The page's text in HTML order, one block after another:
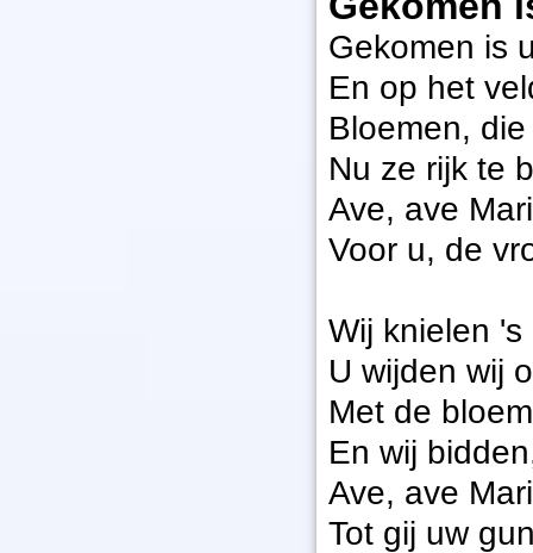
Gekomen is
En op het
Bloemen,
Nu ze rijk te
Ave, ave
Voor u, de
Wij knielen
U wijden wij
Met de
En wij
Ave, ave
Tot gij uw